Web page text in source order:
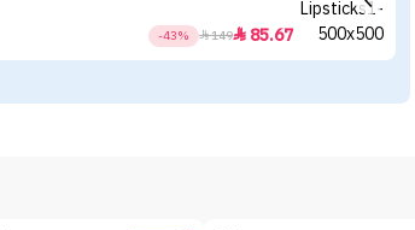
85.67

149

-43%